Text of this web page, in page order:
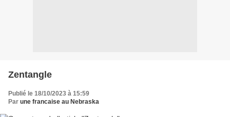
Zentangle
Publié le 18/10/2023 à 15:59
Par une francaise au Nebraska